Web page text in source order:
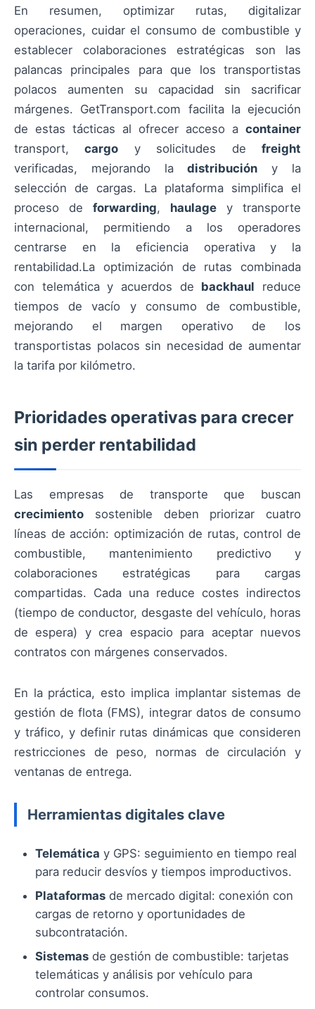
En resumen, optimizar rutas, digitalizar
operaciones, cuidar el consumo de combustible y
establecer colaboraciones estratégicas son las
palancas principales para que los transportistas
polacos aumenten su capacidad sin sacrificar
márgenes. GetTransport.com facilita la ejecución
de estas tácticas al ofrecer acceso a container
transport,cargo y solicitudes defreight
verificadas, mejorando ladistribución y la
selección de cargas. La plataforma simplifica el
proceso de forwarding, haulage y transporte
internacional, permitiendo a los operadores
centrarse en la eficiencia operativa y la
rentabilidad.La optimización de rutas combinada
con telemática y acuerdos de backhaul reduce
tiempos de vacío y consumo de combustible,
mejorando el margen operativo de los
transportistas polacos sin necesidad de aumentar
la tarifa por kilómetro.
Prioridades operativas para crecer
sin perder rentabilidad
Las empresas de transporte que buscan
crecimiento sostenible deben priorizar cuatro
líneas de acción: optimización de rutas, control de
combustible, mantenimiento predictivo y
colaboraciones estratégicas para cargas
compartidas. Cada una reduce costes indirectos
(tiempo de conductor, desgaste del vehículo, horas
de espera) y crea espacio para aceptar nuevos
contratos con márgenes conservados.
En la práctica, esto implica implantar sistemas de
gestión de flota (FMS), integrar datos de consumo
y tráfico, y definir rutas dinámicas que consideren
restricciones de peso, normas de circulación y
ventanas de entrega.
Herramientas digitales clave
Telemática y GPS: seguimiento en tiempo real
para reducir desvíos y tiempos improductivos.
Plataformas de mercado digital: conexión con
cargas de retorno y oportunidades de
subcontratación.
Sistemas de gestión de combustible: tarjetas
telemáticas y análisis por vehículo para
controlar consumos.